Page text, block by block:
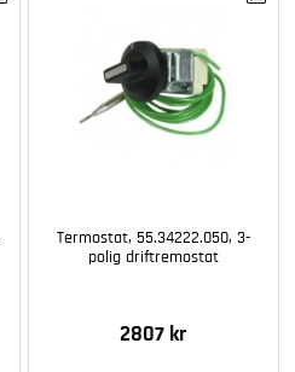
Termostat, 55.34222.050, 3-
polig driftremostat
2807 kr